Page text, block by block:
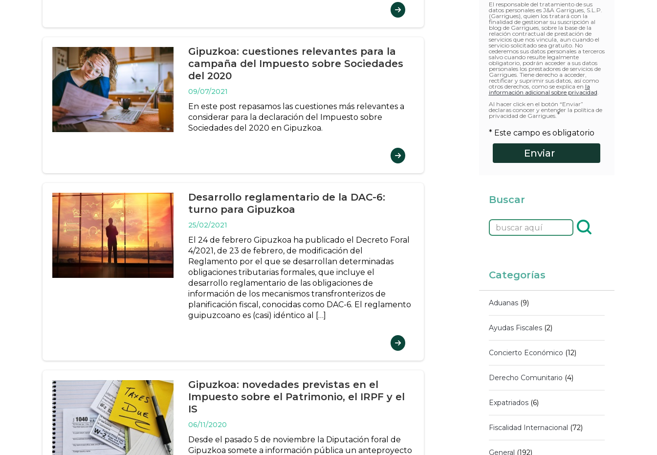
Gipuzkoa: cuestiones relevantes para la
campaña del Impuesto sobre Sociedades
del 2020
09/07/2021
En este post repasamos las cuestiones más relevantes a
considerar para la declaración del Impuesto sobre
Sociedades del 2020 en Gipuzkoa.
Desarrollo reglamentario de la DAC-6:
turno para Gipuzkoa
25/02/2021
El 24 de febrero Gipuzkoa ha publicado el Decreto Foral
4/2021, de 23 de febrero, de modificación del
Reglamento por el que se desarrollan determinadas
obligaciones tributarias formales, que incluye el
desarrollo reglamentario de las obligaciones de
información de los mecanismos transfronterizos de
planificación fiscal, conocidas como DAC-6. El reglamento
guipuzcoano es (casi) idéntico al […]
Gipuzkoa: novedades previstas en el
Impuesto sobre el Patrimonio, el IRPF y el
IS
06/11/2020
Desde el pasado 5 de noviembre la Diputación foral de
Gipuzkoa somete a información pública un anteproyecto
El responsable del tratamiento de sus
datos personales es J&A Garrigues, S.L.P.
(Garrigues), quien los tratará con la
finalidad de gestionar su suscripción al
blog de Garrigues, sobre la base de la
relación contractual de prestación de
servicios que nos vincula, aun cuando el
servicio solicitado sea gratuito. No
cederemos sus datos personales a terceros
salvo cuando resulte legalmente
obligatorio, podrán acceder a sus datos
personales los prestadores de servicios de
Garrigues. Tiene derecho a acceder,
rectificar y suprimir sus datos, así como
otros derechos, como se explica en la
información adicional sobre privacidad.
Al hacer click en el botón “Enviar”
declaras conocer y entender la política de
privacidad de Garrigues.*
* Este campo es obligatorio
Buscar
Categorías
Aduanas(9)
Ayudas Fiscales(2)
Concierto Económico (12)
Derecho Comunitario (4)
Expatriados(6)
Fiscalidad Internacional (72)
General (192)